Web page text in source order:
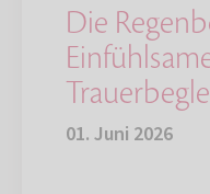
Die
01. Juni 2026